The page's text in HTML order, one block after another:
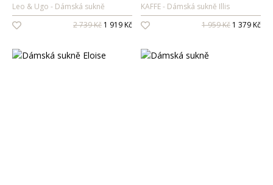
Leo & Ugo
Dámská sukně
2 739 Kč 1 919 Kč
KAFFE
Dámská sukně Illis
1 959 Kč 1 379 Kč